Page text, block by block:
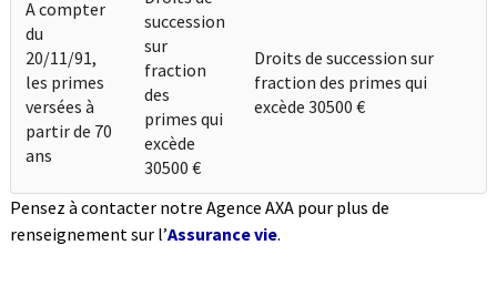
A compter
du
20/11/91,
les primes
versées à
partir de 70
ans
succession
sur
fraction
des
primes qui
excède
30500 €
Droits de succession sur
fraction des primes qui
excède 30500 €
Pensez à contacter notre Agence AXA pour plus de
renseignement sur l’Assurance vie.